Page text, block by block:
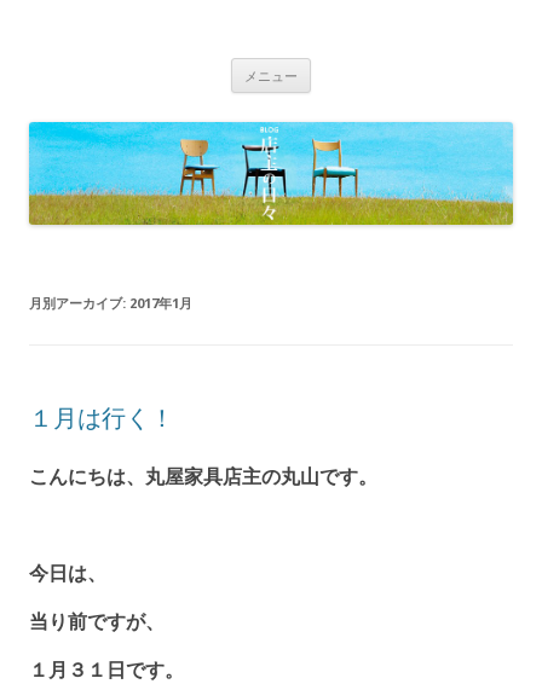
市・塩尻市 木の家具、こだわりの家
具の専門店
メニュー
テ
ン
ツ
へ
移
月別アーカイブ: 2017年1月
１月は行く！
こんにちは、丸屋家具店主の丸山です。
今日は、
当り前ですが、
１月３１日です。